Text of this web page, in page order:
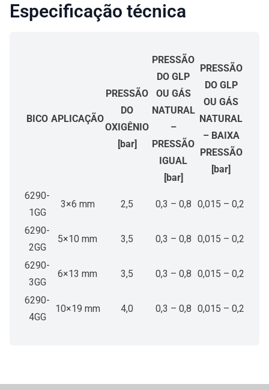
Especificação técnica
BICO APLICAÇÃO
PRESSÃO
DO
OXIGÊNIO
[bar]
PRESSÃO
DO GLP
OU GÁS
NATURAL
–
PRESSÃO
IGUAL
[bar]
PRESSÃO
DO GLP
OU GÁS
NATURAL
– BAIXA
PRESSÃO
[bar]
6290-
1GG
3×6 mm 2,5 0,3 – 0,8 0,015 – 0,2
6290-
2GG
5×10 mm 3,5 0,3 – 0,8 0,015 – 0,2
6290-
3GG
6×13 mm 3,5 0,3 – 0,8 0,015 – 0,2
6290-
4GG
10×19 mm 4,0 0,3 – 0,8 0,015 – 0,2